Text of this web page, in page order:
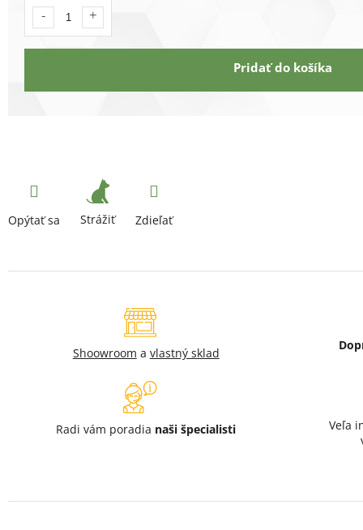
Pridať do košíka
Opýtať sa Strážiť Zdieľať
Shoowroom a vlastný sklad
Radi vám poradia naši špecialisti
Veľa